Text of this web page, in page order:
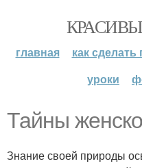
главная как сделать
уроки
Тайны
Знание своей природы